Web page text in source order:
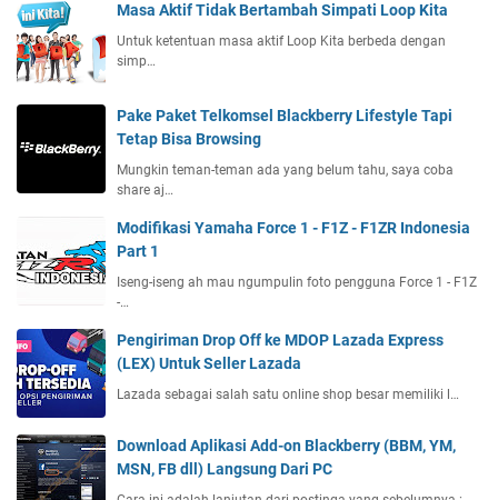
Masa Aktif Tidak Bertambah Simpati Loop Kita
Untuk ketentuan masa aktif Loop Kita berbeda dengan
simp…
Pake Paket Telkomsel Blackberry Lifestyle Tapi
Tetap Bisa Browsing
Mungkin teman-teman ada yang belum tahu, saya coba
share aj…
Modifikasi Yamaha Force 1 - F1Z - F1ZR Indonesia
Part 1
Iseng-iseng ah mau ngumpulin foto pengguna Force 1 - F1Z
-…
Pengiriman Drop Off ke MDOP Lazada Express
(LEX) Untuk Seller Lazada
Lazada sebagai salah satu online shop besar memiliki l…
Download Aplikasi Add-on Blackberry (BBM, YM,
MSN, FB dll) Langsung Dari PC